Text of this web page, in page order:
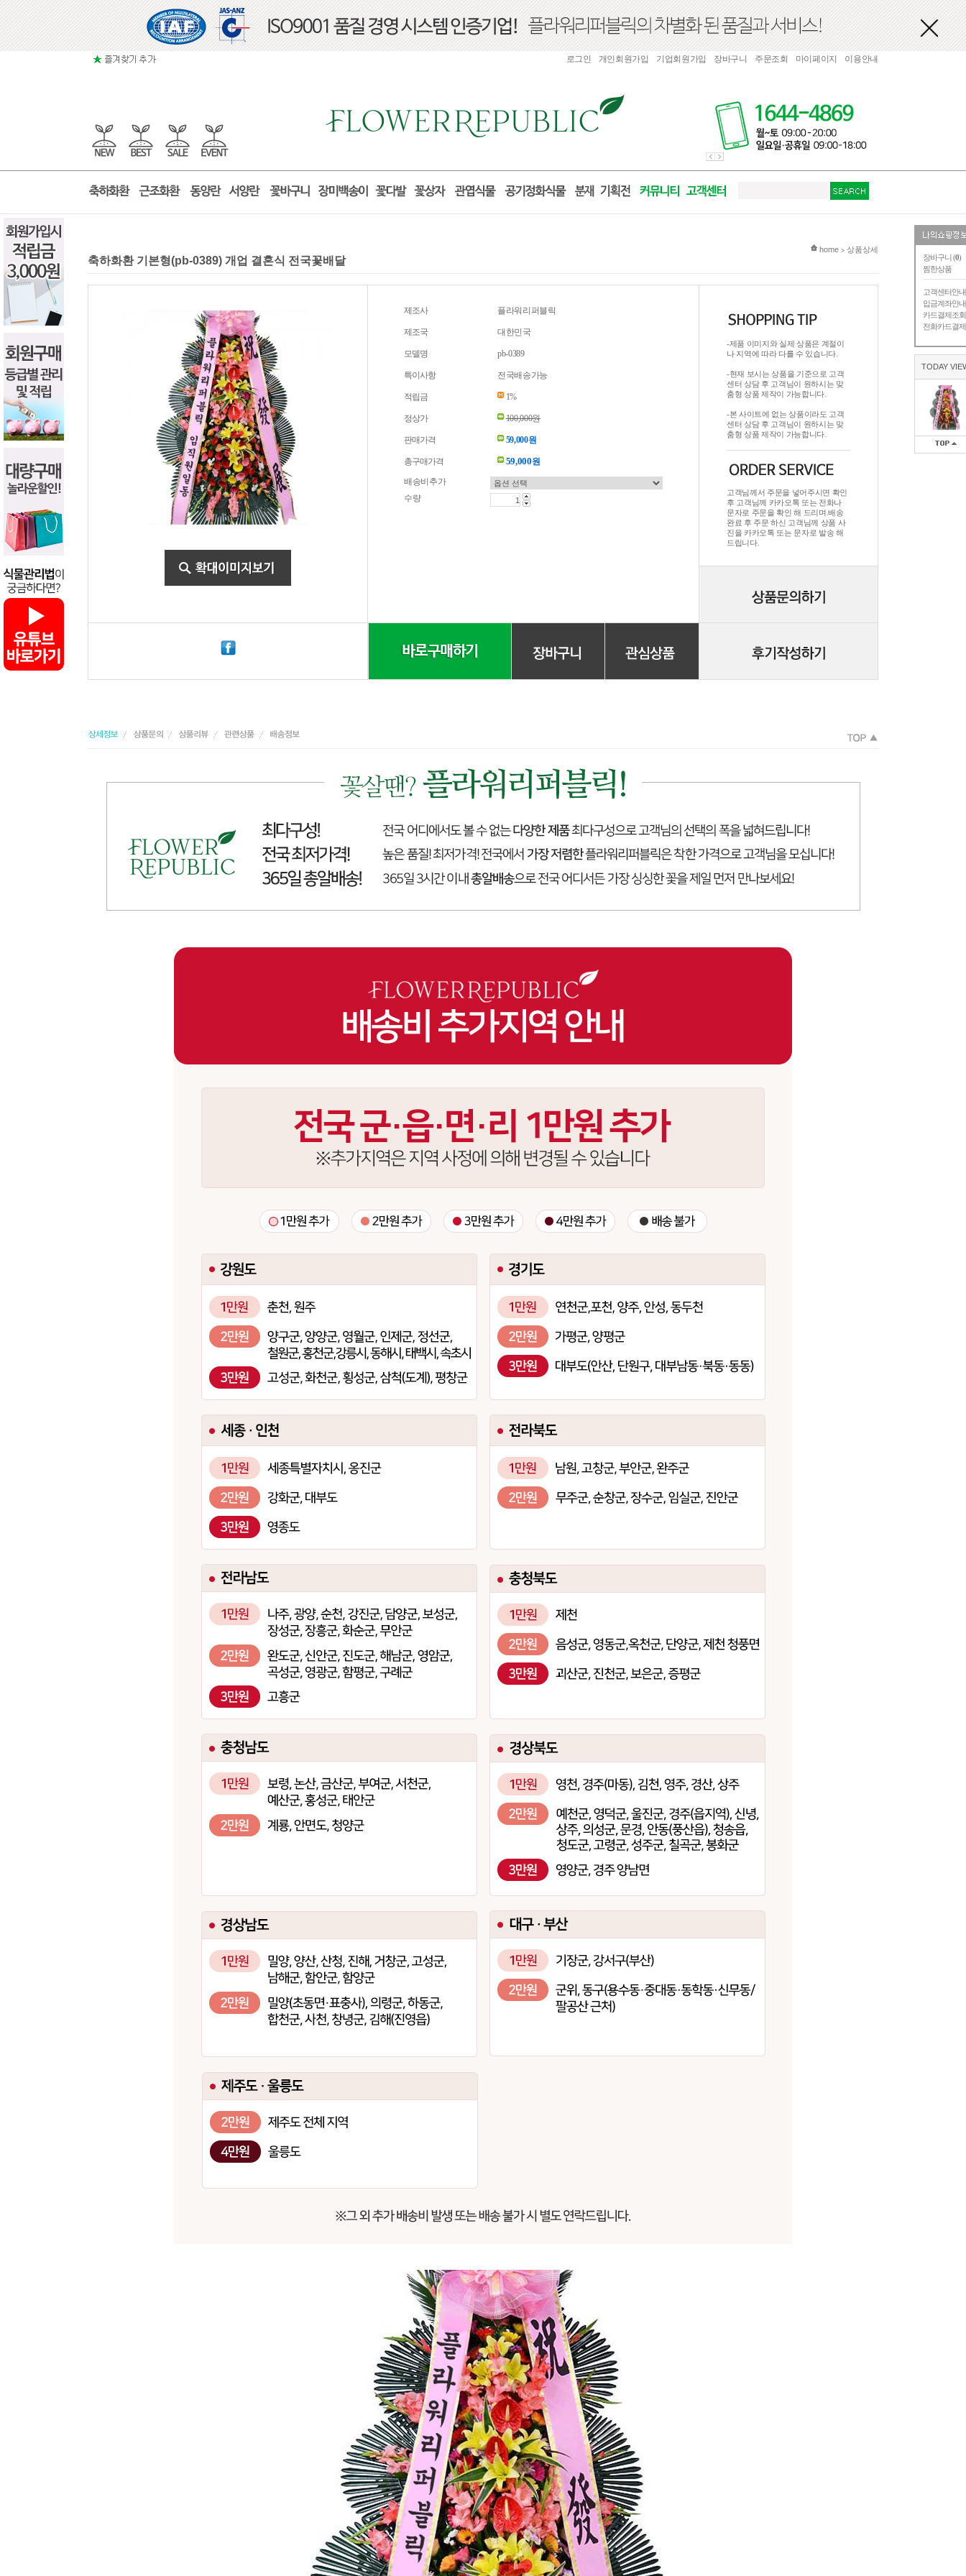
장바구니 (0)
찜한상품
고객센터안내
입금계좌안내
카드결제조회
전화카드결제
TODAY
로그인 개인회원가입 기업회원가입 장바구니 주문조회 마이페이지 이용안내
현재 위치
home > 상품상세
축하화환 기본형(pb-0389) 개업 결혼식 전국꽃배달
제조사 플라워리퍼블릭
제조국 대한민국
모델명 pb-0389
특이사항 전국배송가능
적립금 1%
정상가 100,000원
판매가격 59,000원
총구매가격 59,000원
배송비추가
수량
-제품 이미지와 실제 상품은 계절이
나 지역에 따라 다를 수 있습니다.
-현재 보시는 상품을 기준으로 고객
센터 상담 후 고객님이 원하시는 맞
춤형 상품 제작이 가능합니다.
-본 사이트에 없는 상품이라도 고객
센터 상담 후 고객님이 원하시는 맞
춤형 상품 제작이 가능합니다.
고객님께서 주문을 넣어주시면 확인
후 고객님께 카카오톡 또는 전화나
문자로 주문을 확인 해 드리며.배송
완료 후 주문 하신 고객님께 상품 사
진을 카카오톡 또는 문자로 발송 해
드립니다.